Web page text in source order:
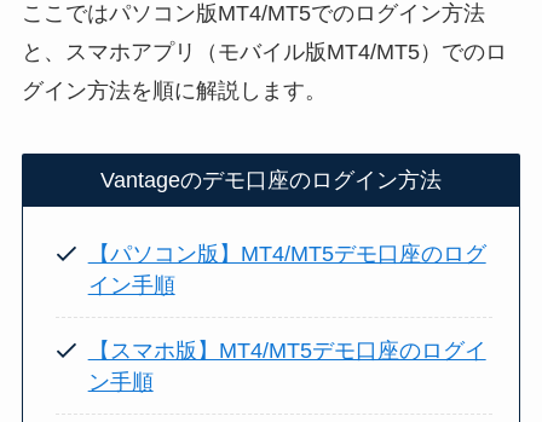
ここではパソコン版MT4/MT5でのログイン方法
と、スマホアプリ（モバイル版MT4/MT5）でのロ
グイン方法を順に解説します。
Vantageのデモ口座のログイン方法
【パソコン版】MT4/MT5デモ口座のログ
イン手順
【スマホ版】MT4/MT5デモ口座のログイ
ン手順